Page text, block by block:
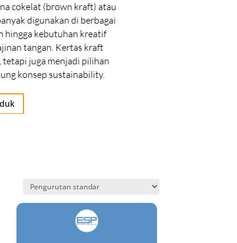
cokelat (brown kraft) atau
digunakan di berbagai
hingga kebutuhan kreatif
tangan. Kertas kraft
juga menjadi pilihan
konsep sustainability.